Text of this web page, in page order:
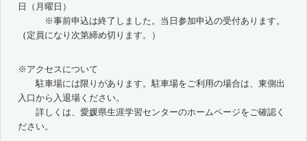
日（月曜日 ）
※事前申込は終了しました。当日参加申込の受付あります。
（ 定員になり次第締め切ります。）
※アクセスについて
駐車場には限りがあります。駐車場をご利用の場合は、東側出
入口から入退場ください。
詳しくは、愛媛県生涯学習センターのホームページをご確認く
ださい。